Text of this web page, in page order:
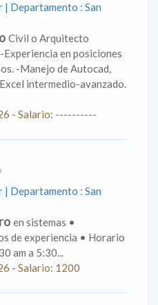
| Departamento : San
Civil o Arquitecto
en posiciones
-Manejo de Autocad,
intermedio-avanzado.
- Salario: ----------
| Departamento : San
en sistemas •
de experiencia • Horario
am a 5:30...
- Salario: 1200